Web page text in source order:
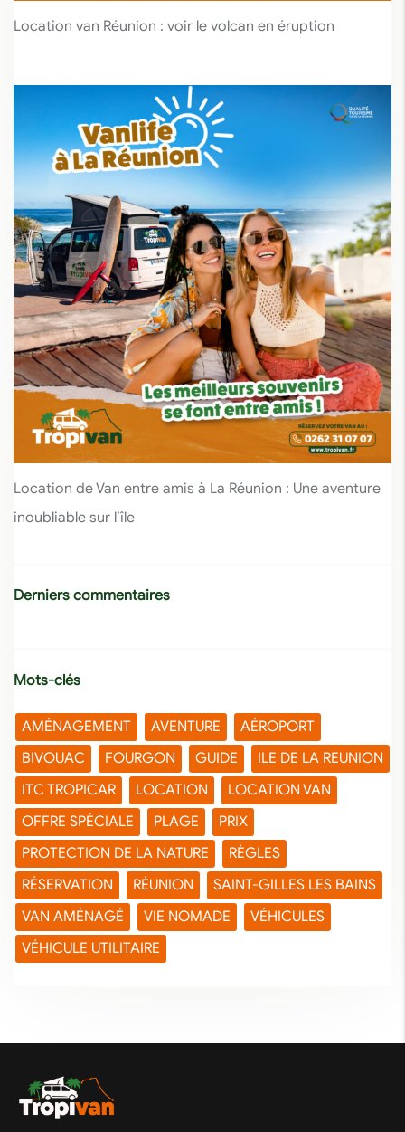
Location van Réunion : voir le volcan en éruption
Location de Van entre amis à La Réunion : Une aventure
inoubliable sur l’île
Derniers commentaires
Mots-clés
AMÉNAGEMENT AVENTURE
AÉROPORT
BIVOUAC
FOURGON GUIDE
ILE DE LA REUNION
ITC TROPICAR
LOCATION
LOCATION VAN
OFFRE SPÉCIALE
PLAGE
PRIX
PROTECTION DE LA NATURE
RÈGLES
RÉSERVATION
RÉUNION
SAINT-GILLES LES BAINS
VAN AMÉNAGÉ
VIE NOMADE
VÉHICULES
VÉHICULE UTILITAIRE